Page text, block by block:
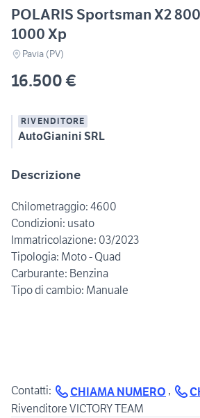
POLARIS Sportsman X2
1000 Xp
Pavia (PV)
16.500 €
RIVENDITORE
AutoGianini SRL
Descrizione
Chilometraggio: 4600
Condizioni: usato
Immatricolazione: 03/2023
Tipologia: Moto - Quad
Carburante: Benzina
Tipo di cambio: Manuale
Contatti: CHIAMA NUMERO ,
Rivenditore VICTORY TEAM